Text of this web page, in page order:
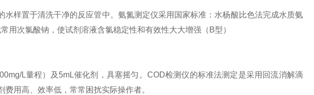
样置于清洗干净的反应管中。氨氮测定仪采用国家标准：水杨酸比色法完成水质氨
用次氯酸钠，使试剂溶液含氯稳定性和有效性大大增强（B型）
L量程）及5mL催化剂，具塞摇匀。COD检测仪的标准法测定是采用回流消解滴
用高、效率低，常常困扰实际操作者。